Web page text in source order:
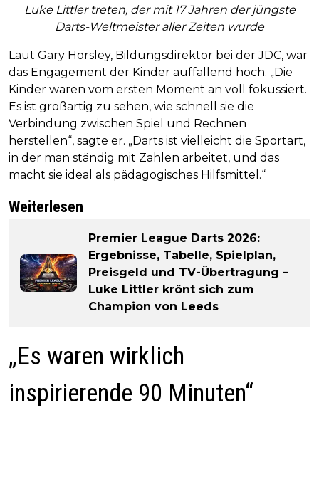
Luke Littler treten, der mit 17 Jahren der jüngste
Darts-Weltmeister aller Zeiten wurde
Laut Gary Horsley, Bildungsdirektor bei der JDC, war
das Engagement der Kinder auffallend hoch. „Die
Kinder waren vom ersten Moment an voll fokussiert.
Es ist großartig zu sehen, wie schnell sie die
Verbindung zwischen Spiel und Rechnen
herstellen“, sagte er. „Darts ist vielleicht die Sportart,
in der man ständig mit Zahlen arbeitet, und das
macht sie ideal als pädagogisches Hilfsmittel.“
Weiterlesen
Premier League Darts 2026:
Ergebnisse, Tabelle, Spielplan,
Preisgeld und TV-Übertragung –
Luke Littler krönt sich zum
Champion von Leeds
„Es waren wirklich
inspirierende 90 Minuten“